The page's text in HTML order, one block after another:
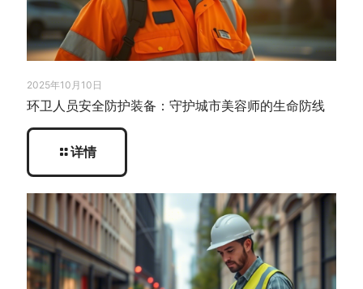
2025年10月10日
环卫人员安全防护装备：守护城市美容师的生命防线
详情